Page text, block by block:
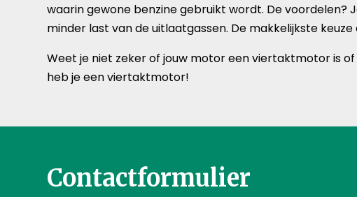
waarin gewone benzine gebruikt wordt. De voordelen?
minder last van de uitlaatgassen. De makkelijkste
Weet je niet zeker of jouw motor een viertaktmotor is
heb je een viertaktmotor!
Contactformulier